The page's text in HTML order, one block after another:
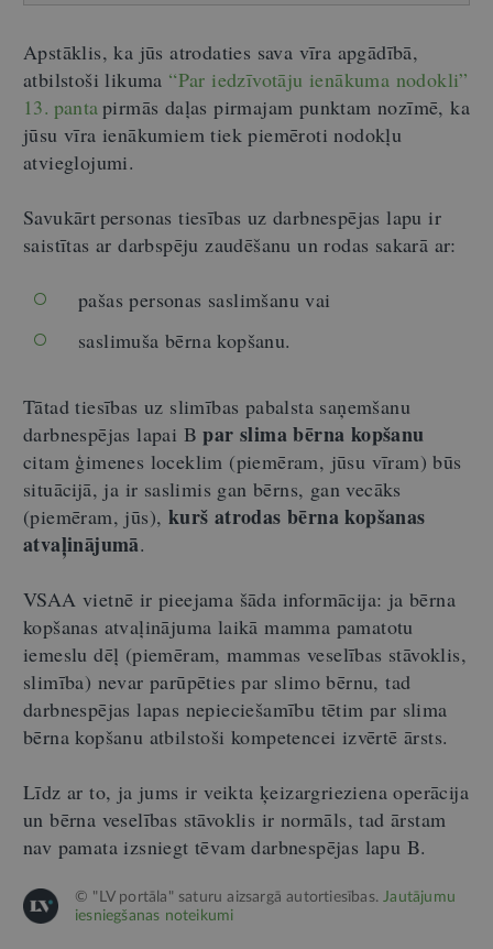
Apstāklis, ka jūs atrodaties sava vīra apgādībā,
atbilstoši likuma “Par iedzīvotāju ienākuma nodokli”
13. pantapirmās daļas pirmajam punktam nozīmē, ka
jūsu vīra ienākumiem tiek piemēroti nodokļu
atvieglojumi.
Savukārt personas tiesības uz darbnespējas lapu ir
saistītas ar darbspēju zaudēšanu un rodas sakarā ar:
pašas personas saslimšanu vai
saslimuša bērna kopšanu.
Tātad tiesības uz slimības pabalsta saņemšanu
darbnespējas lapai Bpar slima bērna kopšanu
citam ģimenes loceklim (piemēram, jūsu vīram) būs
situācijā, ja ir saslimis gan bērns, gan vecāks
(piemēram, jūs), kurš atrodas bērna kopšanas
atvaļinājumā.
VSAA vietnē ir pieejama šāda informācija: ja bērna
kopšanas atvaļinājuma laikā mamma pamatotu
iemeslu dēļ (piemēram, mammas veselības stāvoklis,
slimība) nevar parūpēties par slimo bērnu, tad
darbnespējas lapas nepieciešamību tētim par slima
bērna kopšanu atbilstoši kompetencei izvērtē ārsts.
Līdz ar to, ja jums ir veikta ķeizargrieziena operācija
un bērna veselības stāvoklis ir normāls, tad ārstam
nav pamata izsniegt tēvam darbnespējas lapu B.
© "LV portāla" saturu aizsargā autortiesības.Jautājumu
iesniegšanas noteikumi